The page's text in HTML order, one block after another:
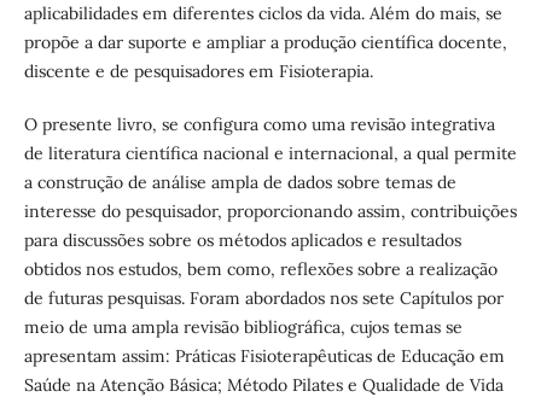
aplicabilidades em diferentes ciclos da vida. Além do mais, se
propõe a dar suporte e ampliar a produção científica docente,
discente e de pesquisadores em Fisioterapia.
O presente livro, se configura como uma revisão integrativa
de literatura científica nacional e internacional, a qual permite
a construção de análise ampla de dados sobre temas de
interesse do pesquisador, proporcionando assim, contribuições
para discussões sobre os métodos aplicados e resultados
obtidos nos estudos, bem como, reflexões sobre a realização
de futuras pesquisas. Foram abordados nos sete Capítulos por
meio de uma ampla revisão bibliográfica, cujos temas se
apresentam assim: Práticas Fisioterapêuticas de Educação em
Saúde na Atenção Básica; Método Pilates e Qualidade de Vida